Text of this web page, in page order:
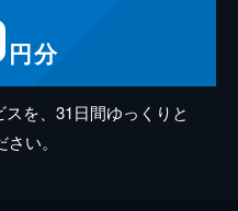
円分
を、31日間ゆっくりと
い。